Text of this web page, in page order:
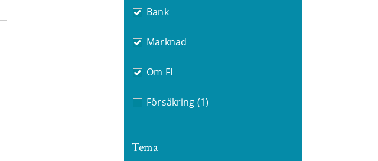
Bank
Marknad
Om FI
Försäkring (1)
Tema